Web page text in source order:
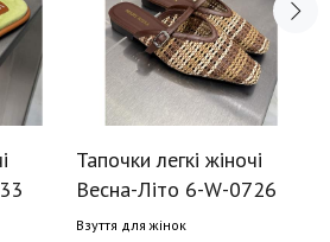
Тапочки легкі жіночі
Весна-Літо 6-W-0726
Взуття для жінок